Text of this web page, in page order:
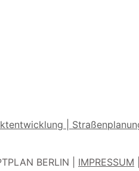
|
BERLIN | IMPRESSUM